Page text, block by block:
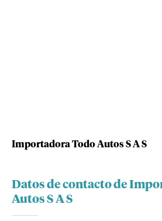
Importadora Todo Autos S A S
Datos de contacto de
Autos S A S